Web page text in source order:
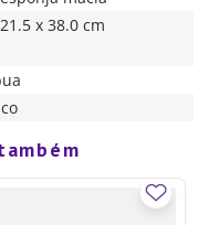
x 38.0 cm